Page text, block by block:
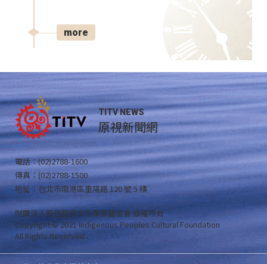
more
TITV NEWS
原視新聞網
電話：(02)2788-1600
傳真：(02)2788-1500
地址：台北市南港區重陽路 120 號 5 樓
財團法人原住民族文化事業基金會 版權所有
Copyright © 2021 Indigenous Peoples Cultural Foundation
All Rights Reserved .